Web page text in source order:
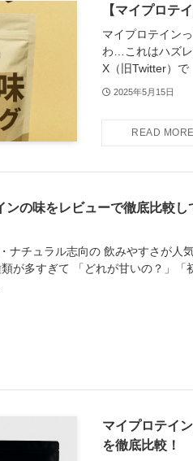
【マイプロテ
マイプロテイン
わ…これはハズレ
X（旧Twitter）で
2025年5月15日
ンの味をレビューで徹底比較し
ナチュラル志向の 飲みやすさが人
が多すぎて 「どれが甘いの？」「
マイプロテイ
を徹底比較！